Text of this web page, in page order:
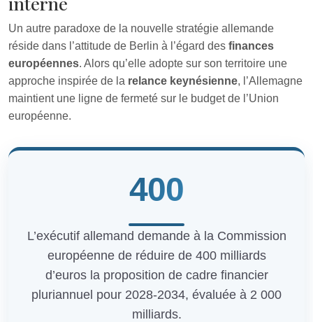
Un autre paradoxe de la nouvelle stratégie allemande
réside dans l’attitude de Berlin à l’égard des finances
européennes. Alors qu’elle adopte sur son territoire une
approche inspirée de la relance keynésienne, l’Allemagne
maintient une ligne de fermeté sur le budget de l’Union
européenne.
400
L’exécutif allemand demande à la Commission
européenne de réduire de 400 milliards
d’euros la proposition de cadre financier
pluriannuel pour 2028-2034, évaluée à 2 000
milliards.